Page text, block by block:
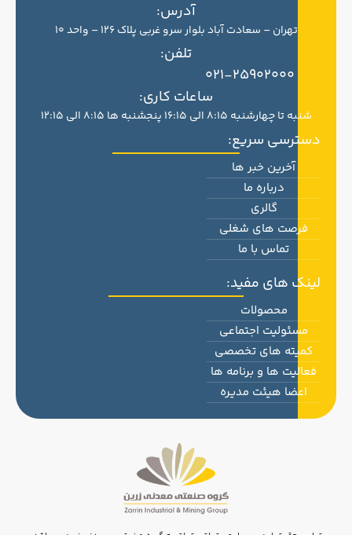
آدرس:
تهران – سعادت آباد بلوار سرو غربی پلاک 126 – واحد 10
تلفن:
021-25902000
ساعات کاری:
شنبه تا چهارشنبه 8:15 الی 16:15 پنجشنبه ها 8:15 الی 12:15
دسترسی سریع:
آخرین خبر ها
درباره ما
گالری
فرصت های شغلی
تماس با ما
لینک های مفید:
محصولات
مسئولیت اجتماعی
کمیته های تخصصی
فعالیت ها و برنامه ها
اعضا هیئت مدیره